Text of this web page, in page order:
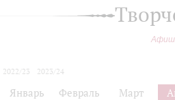
2022/23
2023/24
Январь Февраль Март